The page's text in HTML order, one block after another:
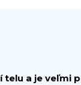
a je veľmi